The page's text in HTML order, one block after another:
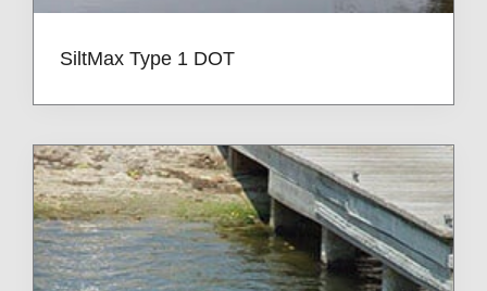
SiltMax Type 1 DOT